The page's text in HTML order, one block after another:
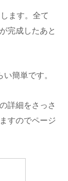
ます。全て
完成したあと
簡単です。
詳細をさっさ
すのでページ